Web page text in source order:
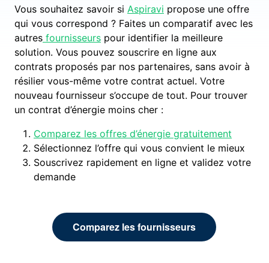
Vous souhaitez savoir si Aspiravi propose une offre
qui vous correspond ? Faites un comparatif avec les
autres fournisseurs pour identifier la meilleure
solution. Vous pouvez souscrire en ligne aux
contrats proposés par nos partenaires, sans avoir à
résilier vous-même votre contrat actuel. Votre
nouveau fournisseur s’occupe de tout. Pour trouver
un contrat d’énergie moins cher :
Comparez les offres d’énergie gratuitement
Sélectionnez l’offre qui vous convient le mieux
Souscrivez rapidement en ligne et validez votre
demande
Comparez les fournisseurs